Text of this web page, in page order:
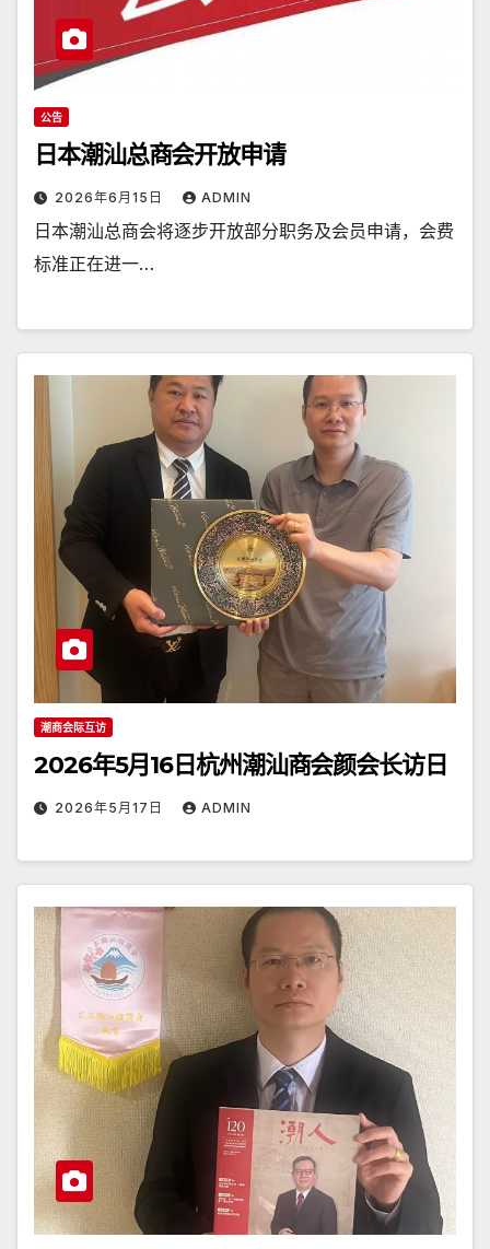
公告
日本潮汕总商会开放申请
2026年6月15日 ADMIN
日本潮汕总商会将逐步开放部分职务及会员申请，会费
标准正在进一…
潮商会际互访
2026年5月16日杭州潮汕商会颜会长访日
2026年5月17日 ADMIN